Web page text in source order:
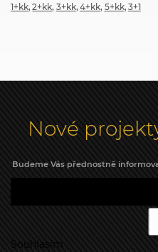
1+kk 2+kk 3+kk 4+kk 5+kk 3+1
Nové
Budeme Vás přednostně
Souhlasím